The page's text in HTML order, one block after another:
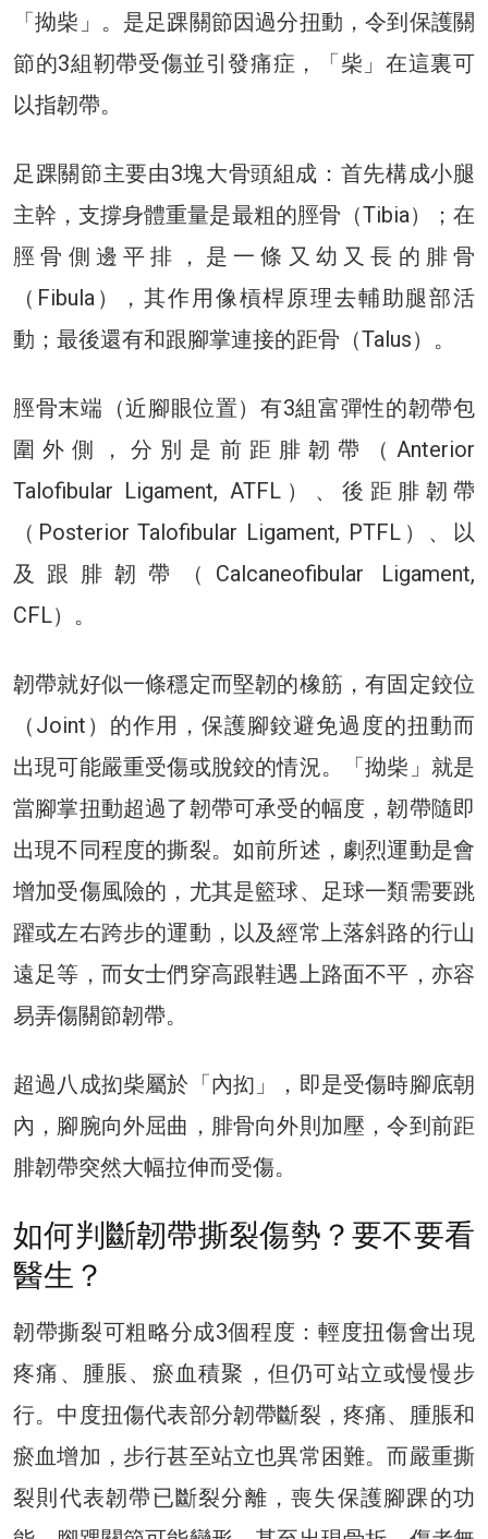
「拗柴」。是足踝關節因過分扭動，令到保護關
節的3組靭帶受傷並引發痛症，「柴」在這裏可
以指韌帶。
足踝關節主要由3塊大骨頭組成：首先構成小腿
主幹，支撐身體重量是最粗的脛骨（Tibia）；在
脛骨側邊平排，是一條又幼又長的腓骨
（Fibula），其作用像槓桿原理去輔助腿部活
動；最後還有和跟腳掌連接的距骨（Talus）。
脛骨末端（近腳眼位置）有3組富彈性的韌帶包
圍外側，分別是前距腓韌帶（Anterior
Talofibular Ligament, ATFL）、後距腓韌帶
（Posterior Talofibular Ligament, PTFL）、以
及跟腓韌帶（Calcaneofibular Ligament,
CFL）。
韌帶就好似一條穩定而堅韌的橡筋，有固定鉸位
（Joint）的作用，保護腳鉸避免過度的扭動而
出現可能嚴重受傷或脫鉸的情況。「拗柴」就是
當腳掌扭動超過了韌帶可承受的幅度，韌帶隨即
出現不同程度的撕裂。如前所述，劇烈運動是會
增加受傷風險的，尤其是籃球、足球一類需要跳
躍或左右跨步的運動，以及經常上落斜路的行山
遠足等，而女士們穿高跟鞋遇上路面不平，亦容
易弄傷關節韌帶。
超過八成抝柴屬於「內抝」，即是受傷時腳底朝
內，腳腕向外屈曲，腓骨向外則加壓，令到前距
腓韌帶突然大幅拉伸而受傷。
如何判斷韌帶撕裂傷勢？要不要看
醫生？
韌帶撕裂可粗略分成3個程度：輕度扭傷會出現
疼痛、腫脹、瘀血積聚，但仍可站立或慢慢步
行。中度扭傷代表部分韌帶斷裂，疼痛、腫脹和
瘀血增加，步行甚至站立也異常困難。而嚴重撕
裂則代表韌帶已斷裂分離，喪失保護腳踝的功